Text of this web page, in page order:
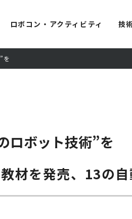
ロボコン・アクティビティ 技
を
ロボット技術”を
材を発売、13の